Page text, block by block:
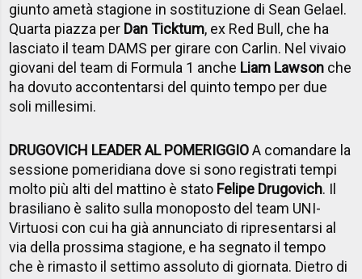
giunto ametà stagione in sostituzione di Sean Gelael.
Quarta piazza per Dan Ticktum, ex Red Bull, che ha
lasciato il team DAMS per girare con Carlin. Nel vivaio
giovani del team di Formula 1 anche Liam Lawson che
ha dovuto accontentarsi del quinto tempo per due
soli millesimi.
DRUGOVICH LEADER AL POMERIGGIOA comandare la
sessione pomeridiana dove si sono registrati tempi
molto più alti del mattino è stato Felipe Drugovich. Il
brasiliano è salito sulla monoposto del team UNI-
Virtuosi con cui ha già annunciato di ripresentarsi al
via della prossima stagione, e ha segnato il tempo
che è rimasto il settimo assoluto di giornata. Dietro di